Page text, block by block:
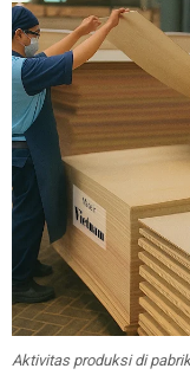
Aktivitas produksi di